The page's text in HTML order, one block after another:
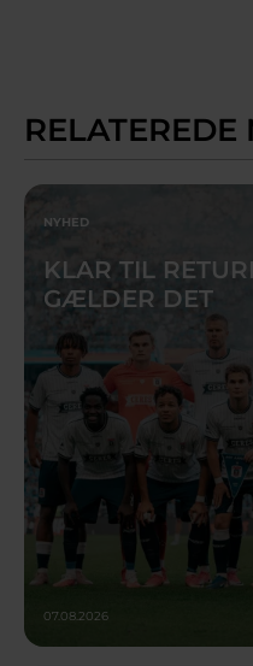
RELATEREDE
NYHED
KLAR TIL
GÆLDER DET
07.08.2026